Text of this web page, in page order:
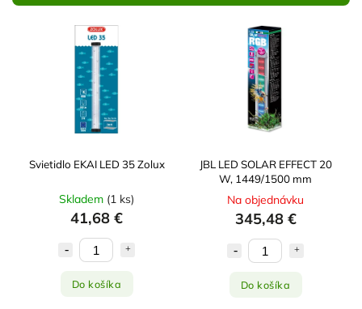
Najdrahšie
Najpredávanejšie
Abecedne
Svietidlo EKAI LED 35 Zolux
Skladem (1 ks)
41,68 €
Do košíka
JBL LED SOLAR EFFECT 20
W, 1449/1500 mm
Na objednávku
345,48 €
Do košíka